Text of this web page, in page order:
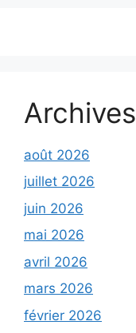
Archives
août 2026
juillet 2026
juin 2026
mai 2026
avril 2026
mars 2026
février 2026